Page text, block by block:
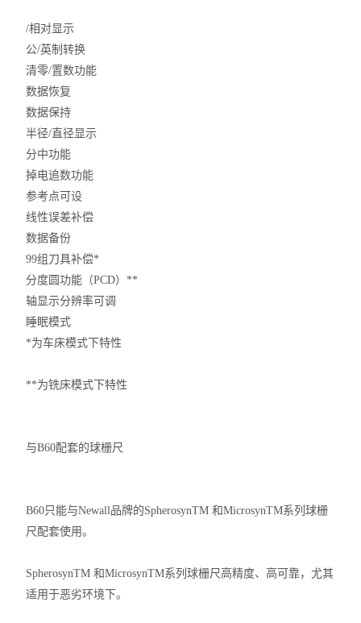
/相对显示
公/英制转换
清零/置数功能
数据恢复
数据保持
半径/直径显示
分中功能
掉电追数功能
参考点可设
线性误差补偿
数据备份
99组刀具补偿*
分度圆功能（PCD）**
轴显示分辨率可调
睡眠模式
*为车床模式下特性
**为铣床模式下特性
与B60配套的球栅尺
B60只能与Newall品牌的SpherosynTM 和MicrosynTM系列球栅
尺配套使用。
SpherosynTM 和MicrosynTM系列球栅尺高精度、高可靠，尤其
适用于恶劣环境下。